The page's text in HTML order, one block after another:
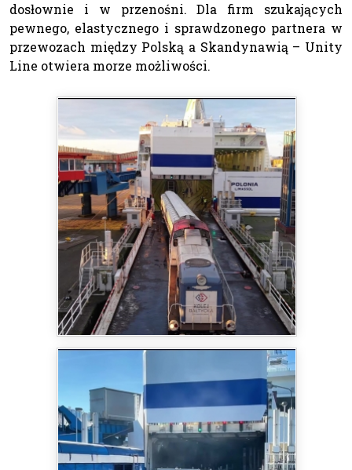
dosłownie i w przenośni. Dla firm szukających
pewnego, elastycznego i sprawdzonego partnera w
przewozach między Polską a Skandynawią – Unity
Line otwiera morze możliwości.